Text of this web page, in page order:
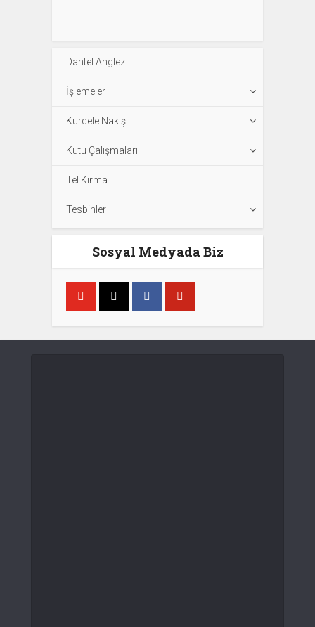
Dantel Anglez
İşlemeler
Kurdele Nakışı
Kutu Çalışmaları
Tel Kırma
Tesbihler
Sosyal Medyada Biz